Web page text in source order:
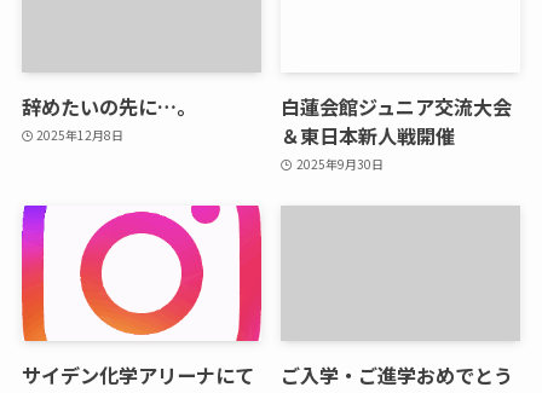
辞めたいの先に…。
2025年12月8日
白蓮会館ジュニア交流大会
＆東日本新人戦開催
2025年9月30日
サイデン化学アリーナにて
ご入学・ご進学おめでとう